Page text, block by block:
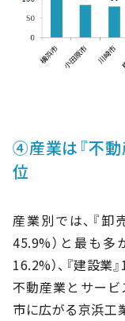
④産業は『不動
位
産業別では、『卸
45.9%）と最も多
16.2%）、『建設業
不動産業とサー
市に広がる京浜工